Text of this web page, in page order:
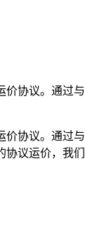
协议。通过
协议。通过
议运价，我